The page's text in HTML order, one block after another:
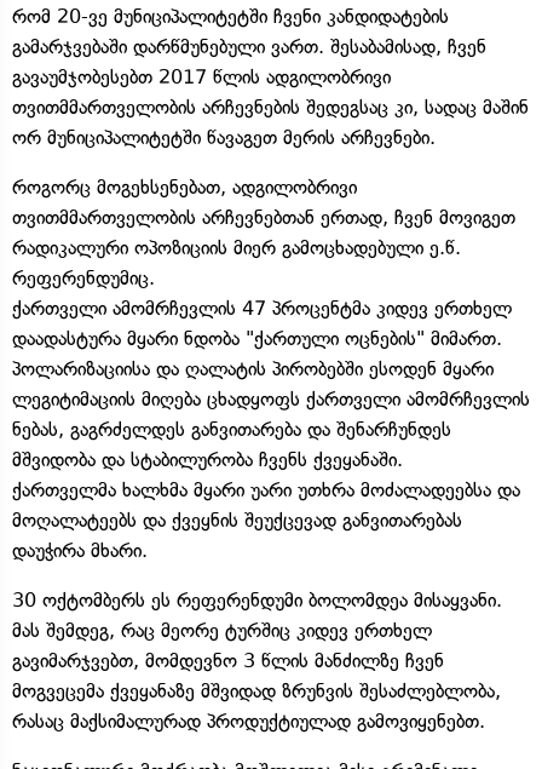
რომ 20-ვე მუნიციპალიტეტში ჩვენი კანდიდატების
გამარჯვებაში დარწმუნებული ვართ. შესაბამისად, ჩვენ
გავაუმჯობესებთ 2017 წლის ადგილობრივი
თვითმმართველობის არჩევნების შედეგსაც კი, სადაც მაშინ
ორ მუნიციპალიტეტში წავაგეთ მერის არჩევნები.
როგორც მოგეხსენებათ, ადგილობრივი
თვითმმართველობის არჩევნებთან ერთად, ჩვენ მოვიგეთ
რადიკალური ოპოზიციის მიერ გამოცხადებული ე.წ.
რეფერენდუმიც.
ქართველი ამომრჩევლის 47 პროცენტმა კიდევ ერთხელ
დაადასტურა მყარი ნდობა "ქართული ოცნების" მიმართ.
პოლარიზაციისა და ღალატის პირობებში ესოდენ მყარი
ლეგიტიმაციის მიღება ცხადყოფს ქართველი ამომრჩევლის
ნებას, გაგრძელდეს განვითარება და შენარჩუნდეს
მშვიდობა და სტაბილურობა ჩვენს ქვეყანაში.
ქართველმა ხალხმა მყარი უარი უთხრა მოძალადეებსა და
მოღალატეებს და ქვეყნის შეუქცევად განვითარებას
დაუჭირა მხარი.
30 ოქტომბერს ეს რეფერენდუმი ბოლომდეა მისაყვანი.
მას შემდეგ, რაც მეორე ტურშიც კიდევ ერთხელ
გავიმარჯვებთ, მომდევნო 3 წლის მანძილზე ჩვენ
მოგვეცემა ქვეყანაზე მშვიდად ზრუნვის შესაძლებლობა,
რასაც მაქსიმალურად პროდუქტიულად გამოვიყენებთ.